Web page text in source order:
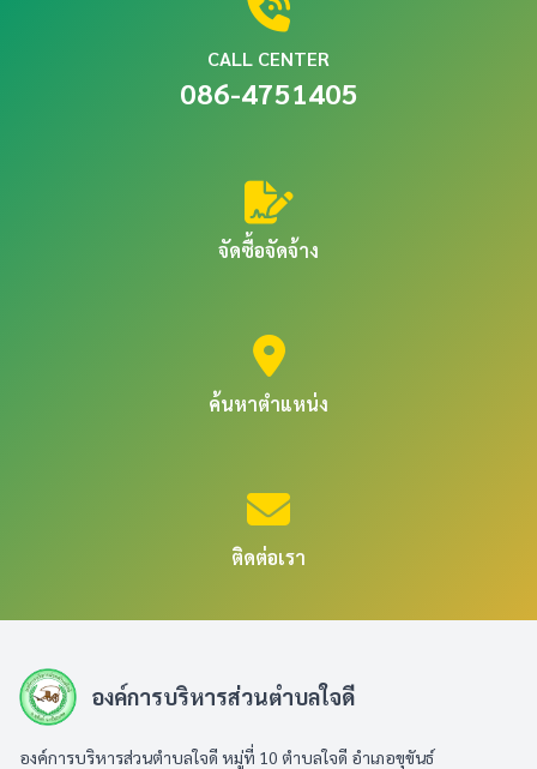
CALL CENTER
086-4751405
จัดซื้อจัดจ้าง
ค้นหาตำแหน่ง
ติดต่อเรา
องค์การบริหารส่วนตำบลใจดี
องค์การบริหารส่วนตำบลใจดี หมู่ที่ 10 ตำบลใจดี อำเภอขุขันธ์